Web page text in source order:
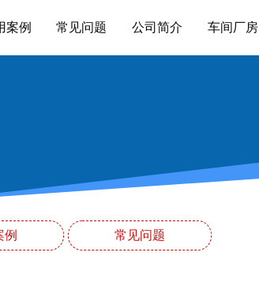
案例 常见问题 公司简介 车间厂房
例 常见问题